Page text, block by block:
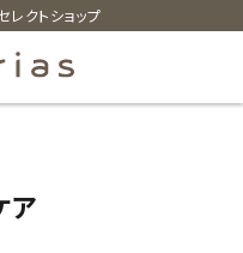
クトショップ
ア